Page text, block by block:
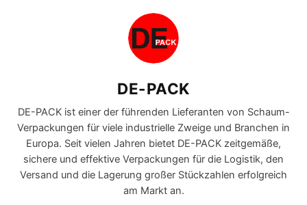
DE-PACK
DE-PACK ist einer der führenden Lieferanten von Schaum-
Verpackungen für viele industrielle Zweige und Branchen in
Europa. Seit vielen Jahren bietet DE-PACK zeitgemäße,
sichere und effektive Verpackungen für die Logistik, den
Versand und die Lagerung großer Stückzahlen erfolgreich
am Markt an.